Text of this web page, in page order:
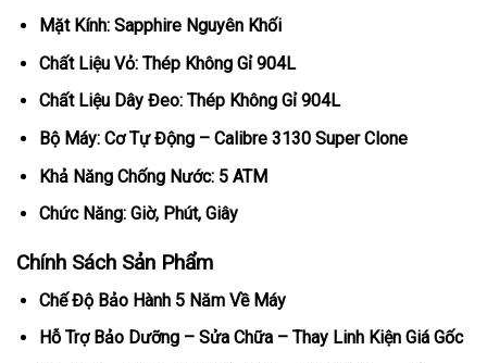
Mặt Kính: Sapphire Nguyên Khối
Chất Liệu Vỏ: Thép Không Gỉ 904L
Chất Liệu Dây Đeo: Thép Không Gỉ 904L
Bộ Máy: Cơ Tự Động – Calibre 3130 Super Clone
Khả Năng Chống Nước: 5 ATM
Chức Năng: Giờ, Phút, Giây
Chính Sách Sản Phẩm
Chế Độ Bảo Hành 5 Năm Về Máy
Hỗ Trợ Bảo Dưỡng – Sửa Chữa – Thay Linh Kiện Giá Gốc